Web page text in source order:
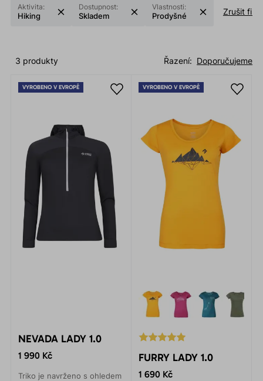
Aktivita:
Hiking
Dostupnost:
Skladem
Vlastnosti:
Prodyšné Zrušit
Doporučujeme
Řazení:
3 produkty
VYROBENO V EVROPĚ
NEVADA LADY 1.0
1 990 Kč
Triko je navrženo s ohledem
VYROBENO V EVROPĚ
FURRY LADY 1.0
1 690 Kč